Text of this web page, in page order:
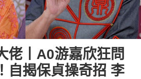
佬丨A0游嘉欣狂問
自揭保貞操奇招 李